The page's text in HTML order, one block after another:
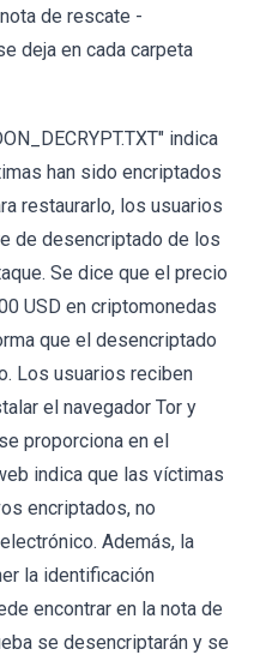
de rescate -
deja en cada carpeta
indica
han sido encriptados
restaurarlo, los usuarios
de desencriptado de los
Se dice que el precio
USD en criptomonedas
que el desencriptado
Los usuarios reciben
el navegador Tor y
proporciona en el
indica que las víctimas
encriptados, no
Además, la
la identificación
encontrar en la nota de
se desencriptarán y se